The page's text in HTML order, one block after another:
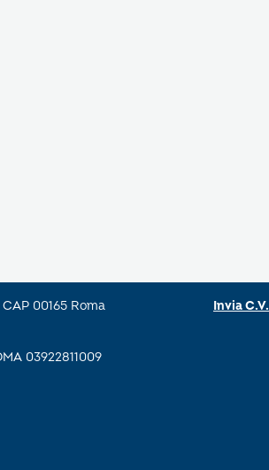
00165 Roma
03922811009
Invia C.V.